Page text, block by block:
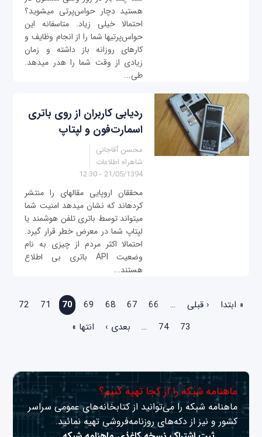
هستید دچار حواس‌پرتی می‎شوید؟
احتمالا خیلی زیاد. متاسفانه این
حواس‌پرتی‎ها شما را از انجام وظایف و
کارهای روزانه باز داشته و زمان
زیادی از وقت شما را هدر می‎دهد.
طی...
ردیابی کاربران از روی باتری
اسمارت‌فون و لپ‎تاپ
محسن آقاجانی
شاهراه اطلاعات
21/05/1394 - 12:30
محققان اروپايی مقاله‎ای را منتشر
کرده‎اند که نشان می‎دهد امنیت شما
می‎تواند توسط باتری تلفن هوشمند یا
لپ‎تاپ شما در معرض خطر قرار گیرد.
احتمالا اکثر مردم از چیزی به نام
وضعیت API باتری بی اطلاع
هستند...
« ابتدا ‹ قبلی …
66
67
68
69
70
71
72
73
74
… بعدی › انتها »
ماهنامه شبکه را از کجا تهیه کنیم؟
ماهنامه شبکه را می‌توانید از کتابخانه‌های عمومی سراسر
کشور و نیز از دکه‌های روزنامه‌فروشی تهیه نمائید.